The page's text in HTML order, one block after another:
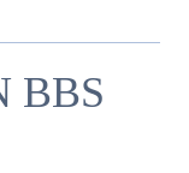
BBS